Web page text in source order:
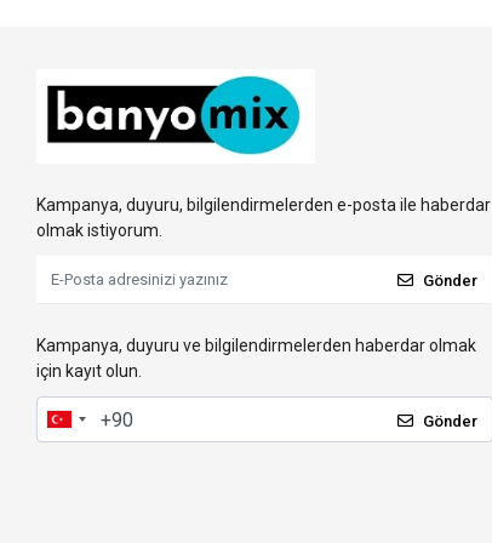
Kampanya, duyuru, bilgilendirmelerden e-posta ile haberdar
olmak istiyorum.
Gönder
Kampanya, duyuru ve bilgilendirmelerden haberdar olmak
için kayıt olun.
Gönder